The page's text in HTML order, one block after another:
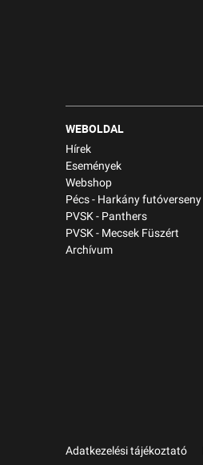
WEBOLDAL
Hírek
Események
Webshop
Pécs - Harkány futóverseny
PVSK - Panthers
PVSK - Mecsek Füszért
Archívum
Adatkezelési tájékoztató